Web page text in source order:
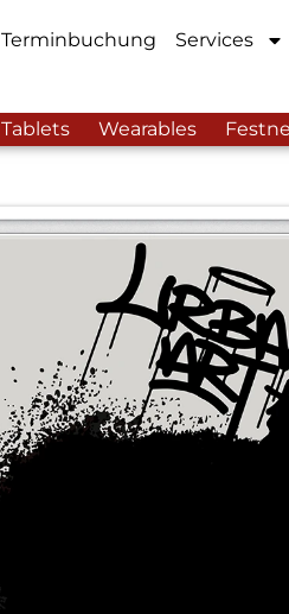
Terminbuchung Services
Tablets Wearables